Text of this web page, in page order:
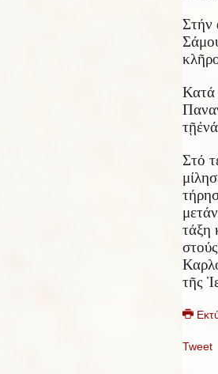
Στήν
κλῆ
Κατά
τῇἐ
Στό
τάξη
τῆς Ἱ
Tweet